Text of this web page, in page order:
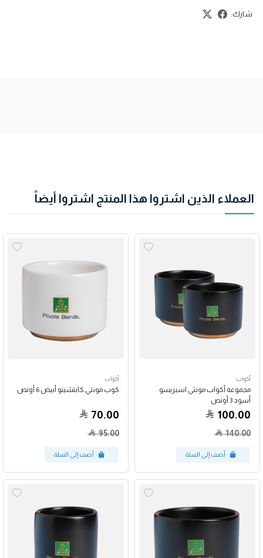
شارك:
العملاء الذين اشتروا هذا المنتج اشتروا أيضاً
أكواب
مجموعة أكواب مونتي اسبريسو
أسود 3 أونص
100.00
140.00
أكواب
كوب مونتي كابتشينو أبيض 6 أونص
70.00
95.00